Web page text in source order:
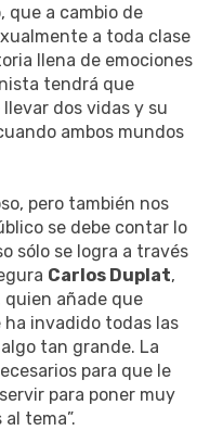
que a cambio de
a toda clase
llena de emociones
tendrá que
dos vidas y su
ambos mundos
pero también nos
se debe contar lo
sólo se logra a través
Carlos Duplat,
quien añade que
ha invadido todas las
tan grande. La
para que le
para poner muy
tema”.